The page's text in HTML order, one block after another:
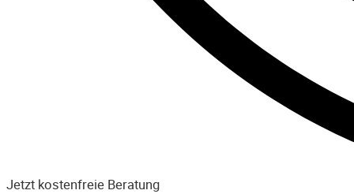
Jetzt kostenfreie Beratung